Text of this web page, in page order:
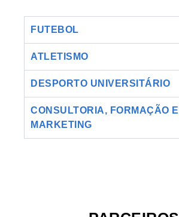
FUTEBOL
ATLETISMO
DESPORTO UNIVERSITÁRIO
CONSULTORIA, FORMAÇÃO E
MARKETING